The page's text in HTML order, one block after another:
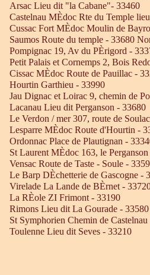
Arsac Lieu dit "la Cabane"- 33460
Castelnau MÈdoc Rte du Temple
Cussac Fort MÈdoc Moulin de
Saumos Route du temple - 33680
Pompignac 19, Av du PÈrigord -
Petit Palais et Cornemps 2, Bois
Cissac MÈdoc Route de Pauillac -
Hourtin Garthieu - 33990
Jau Dignac et Loirac 9, chemin de
Lacanau Lieu dit Perganson - 33680
Le Verdon / mer 307, route de
Lesparre MÈdoc Route d'Hourtin -
Ordonnac Place de Plautignan -
St Laurent MÈdoc 163, le Perganson
Vensac Route de Taste - Soule -
Le Barp DÈchetterie de Gascogne -
Virelade La Lande de BÈrnet -
La RÈole ZI Frimont - 33190
Rimons Lieu dit La Gourade - 33580
St Symphorien Chemin de Castelnau
Toulenne Lieu dit Seves - 33210